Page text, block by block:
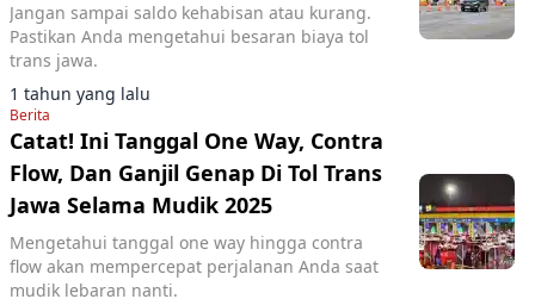
Jangan sampai saldo kehabisan atau kurang.
Pastikan Anda mengetahui besaran biaya tol
trans jawa.
1 tahun yang lalu
Berita
Catat! Ini Tanggal One Way, Contra
Flow, Dan Ganjil Genap Di Tol Trans
Jawa Selama Mudik 2025
Mengetahui tanggal one way hingga contra
flow akan mempercepat perjalanan Anda saat
mudik lebaran nanti.